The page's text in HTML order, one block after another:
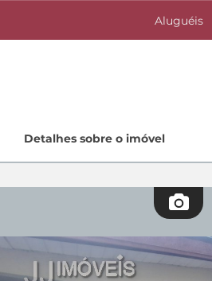
Aluguéis
Investimentos
Quem Somos
Contato
Detalhes sobre o imóvel